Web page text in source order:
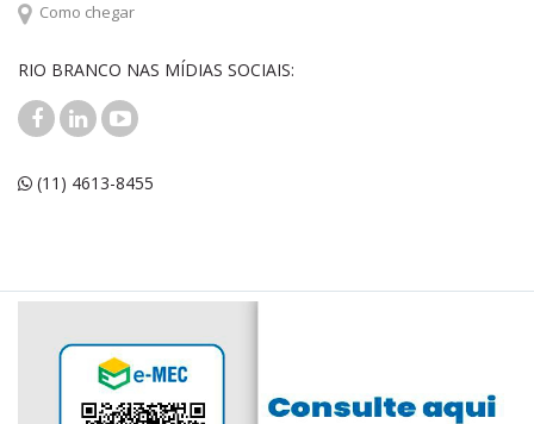
Como chegar
RIO BRANCO NAS MÍDIAS SOCIAIS:
(11) 4613-8455